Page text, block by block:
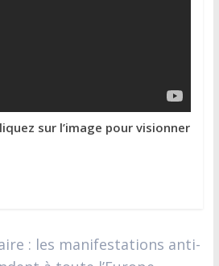
sur l’image pour visionner
: les manifestations anti-